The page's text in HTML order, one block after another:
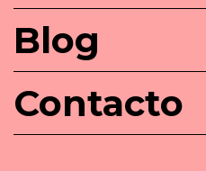
Blog
Contacto